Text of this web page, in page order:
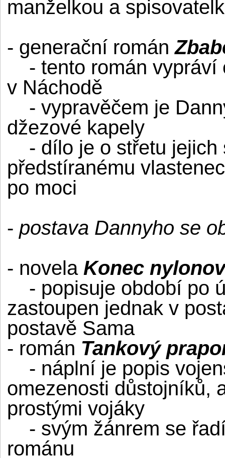
manželkou a
- generační román
- tento román vypráví
v Náchodě
- vypravěčem je
džezové kapely
- dílo je o střetu jejich
předstíranému
po moci
- postava Dannyho se
- novela Konec
- popisuje období po
zastoupen jednak v
postavě Sama
- román Tankový
- náplní je popis
omezenosti důstojníků,
prostými vojáky
- svým žánrem se
románu